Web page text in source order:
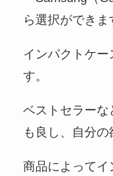
ら選択ができま
インパクトケ
す。
ベストセラーな
も良し、自分の
商品によってイ